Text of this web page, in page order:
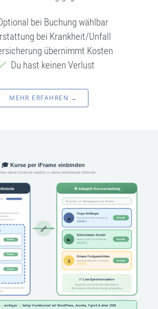
bei Buchung wählbar
bei Krankheit/Unfall
übernimmt Kosten
Du hast keinen Verlust
MEHR ERFAHREN →